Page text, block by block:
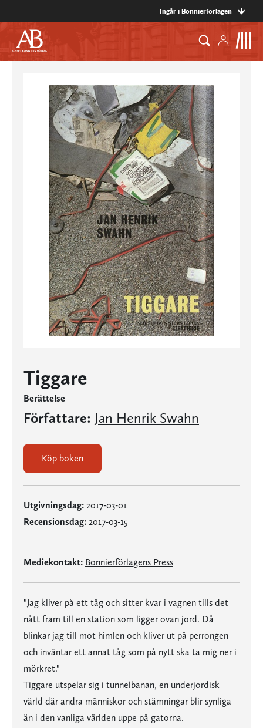
Ingår i Bonnierförlagen
Tiggare
Berättelse
Författare: Jan Henrik Swahn
Köp boken
Utgivningsdag: 2017-03-01
Recensionsdag: 2017-03-15
Mediekontakt: Bonnierförlagens Press
"Jag kliver på ett tåg och sitter kvar i vagnen tills det
nått fram till en station som ligger ovan jord. Då
blinkar jag till mot himlen och kliver ut på perrongen
och inväntar ett annat tåg som på nytt ska ta mig ner i
mörkret."
Tiggare utspelar sig i tunnelbanan, en underjordisk
värld där andra människor och stämningar blir synliga
än i den vanliga världen uppe på gatorna.